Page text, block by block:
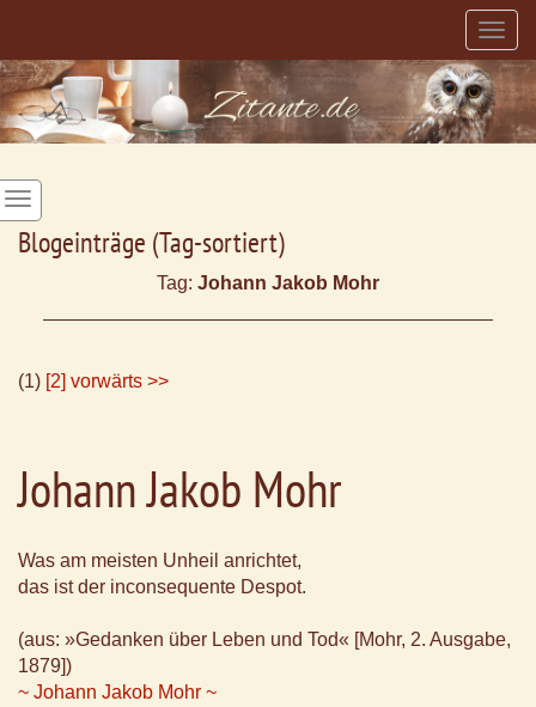
Blogeinträge (Tag-sortiert)
Tag: Johann Jakob Mohr
(1) [2] vorwärts >>
Johann Jakob Mohr
Was am meisten Unheil anrichtet,
das ist der inconsequente Despot.
(aus: »Gedanken über Leben und Tod« [Mohr, 2. Ausgabe,
1879])
~ Johann Jakob Mohr ~